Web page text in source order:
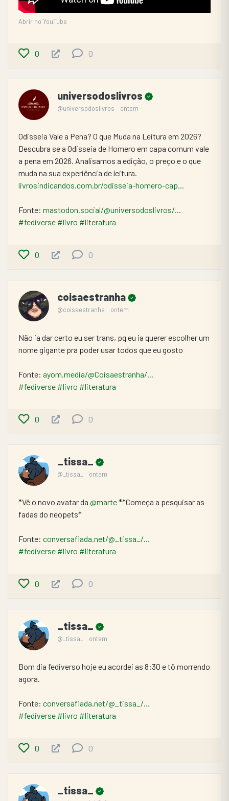
Abrir no YouTube
0 0
universodoslivros
@universodoslivros ontem
Odisseia Vale a Pena? O que Muda na Leitura em 2026?
Descubra se a Odisseia de Homero em capa comum vale
a pena em 2026. Analisamos a edição, o preço e o que
livrosindicandos.com.br/odisseia-homero-cap...
Fonte: mastodon.social/@universodoslivros/...
#fediverse #livro #literatura
0 0
coisaestranha
@coisaestranha ontem
Não ia dar certo eu ser trans, pq eu ia querer escolher um
nome gigante pra poder usar todos que eu gosto
Fonte: ayom.media/@Coisaestranha/...
#fediverse #livro #literatura
0 0
_tissa_
@_tissa_ ontem
*Vê o novo avatar da @marte **Começa a pesquisar as
fadas do neopets*
Fonte: conversafiada.net/@_tissa_/...
#fediverse #livro #literatura
0 0
_tissa_
@_tissa_ ontem
Bom dia fediverso hoje eu acordei as 8:30 e tô morrendo
agora.
Fonte: conversafiada.net/@_tissa_/...
#fediverse #livro #literatura
0 0
_tissa_